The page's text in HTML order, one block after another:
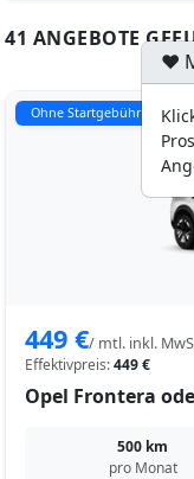
41 ANGEBOTE
Ohne Startgebühr
449 €/ mtl. inkl.
Effektivpreis:449 €
Opel Frontera
500 km
pro Monat
♥